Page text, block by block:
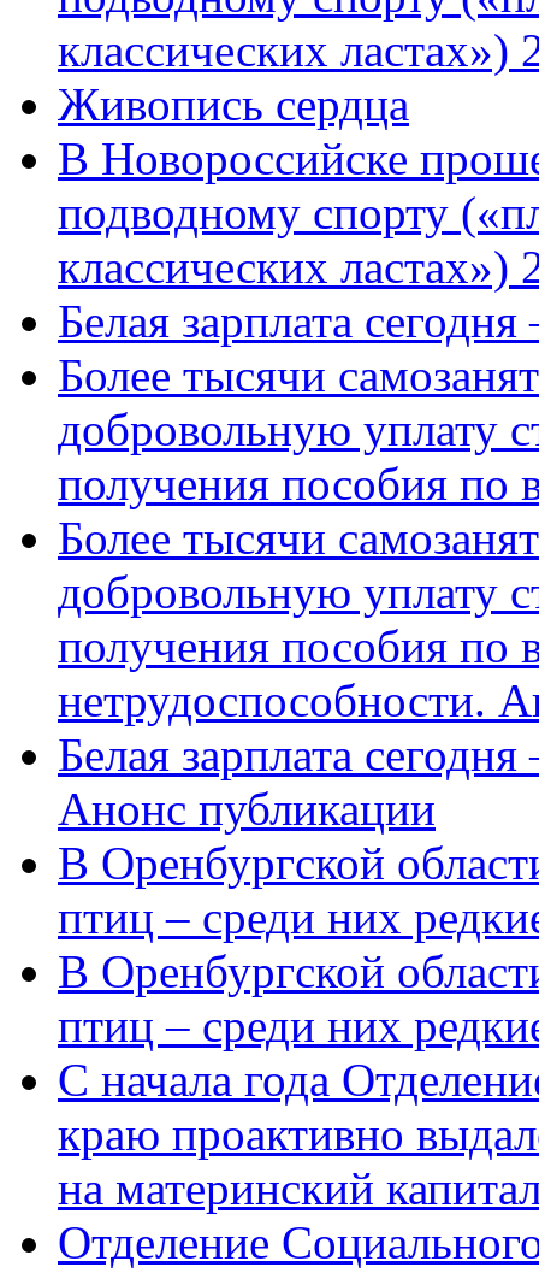
классических
Живопись сердца
В Новороссийске
подводному спорту
классических ластах»)
Белая зарплата
Более тысячи
добровольную уплату
получения пособия по
Более тысячи
добровольную уплату
получения пособия по
нетрудоспособности.
Белая зарплата
Анонс публикации
В Оренбургской
птиц – среди них
В Оренбургской
птиц – среди них
С начала года
краю проактивно
на материнский
Отделение